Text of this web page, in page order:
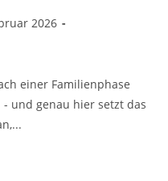
2026
einer Familienphase
und genau hier setzt das